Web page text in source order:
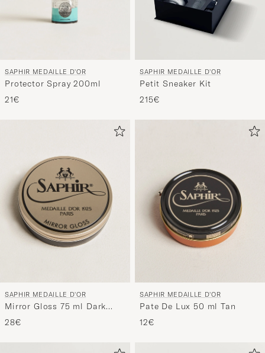
SAPHIR MEDAILLE D'OR
Protector Spray 200ml
21€
SAPHIR MEDAILLE D'OR
Petit Sneaker Kit
215€
SAPHIR MEDAILLE D'OR
Mirror Gloss 75 ml Dark
Brown
28€
SAPHIR MEDAILLE D'OR
Pate De Lux 50 ml Tan
12€